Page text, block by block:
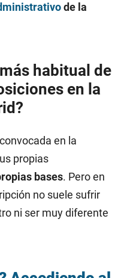
de la
habitual de
en la
convocada en la
propias
bases. Pero en
no suele sufrir
ni ser muy diferente